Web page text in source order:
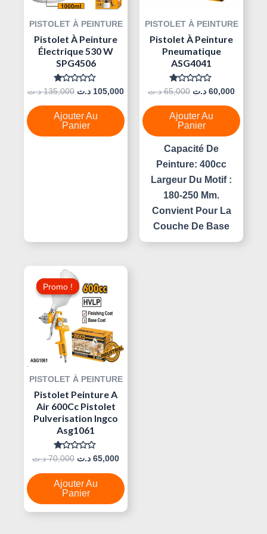
PISTOLET À PEINTURE
Pistolet À Peinture
Électrique 530 W
SPG4506
Note
Sur
5
135,000 د.ت 105,000 د.ت
Ajouter Au
Panier
PISTOLET À PEINTURE
Pistolet À Peinture
Pneumatique
ASG4041
Note
Sur
5
65,000 د.ت 60,000 د.ت
Ajouter Au
Panier
Capacité De
Peinture: 400cc
Largeur Du Motif :
180-250 Mm.
Convient Pour La
Couche De Base
Promo !
Promo !
PISTOLET À PEINTURE
Pistolet Peinture A
Air 600Cc Pistolet
Pulverisation Ingco
Asg1061
Note
Sur
5
70,000 د.ت
Prix
Initial
Était :
65,000 د.ت
Le
Ajouter Au
Panier